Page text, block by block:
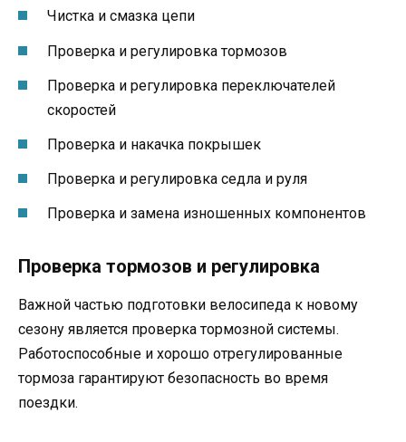
Чистка и смазка цепи
Проверка и регулировка тормозов
Проверка и регулировка переключателей
скоростей
Проверка и накачка покрышек
Проверка и регулировка седла и руля
Проверка и замена изношенных компонентов
Проверка тормозов и регулировка
Важной частью подготовки велосипеда к новому
сезону является проверка тормозной системы.
Работоспособные и хорошо отрегулированные
тормоза гарантируют безопасность во время
поездки.